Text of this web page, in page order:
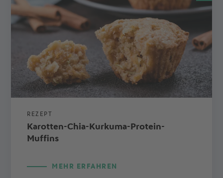
REZEPT
Karotten-Chia-Kurkuma-Protein-
Muffins
MEHR ERFAHREN